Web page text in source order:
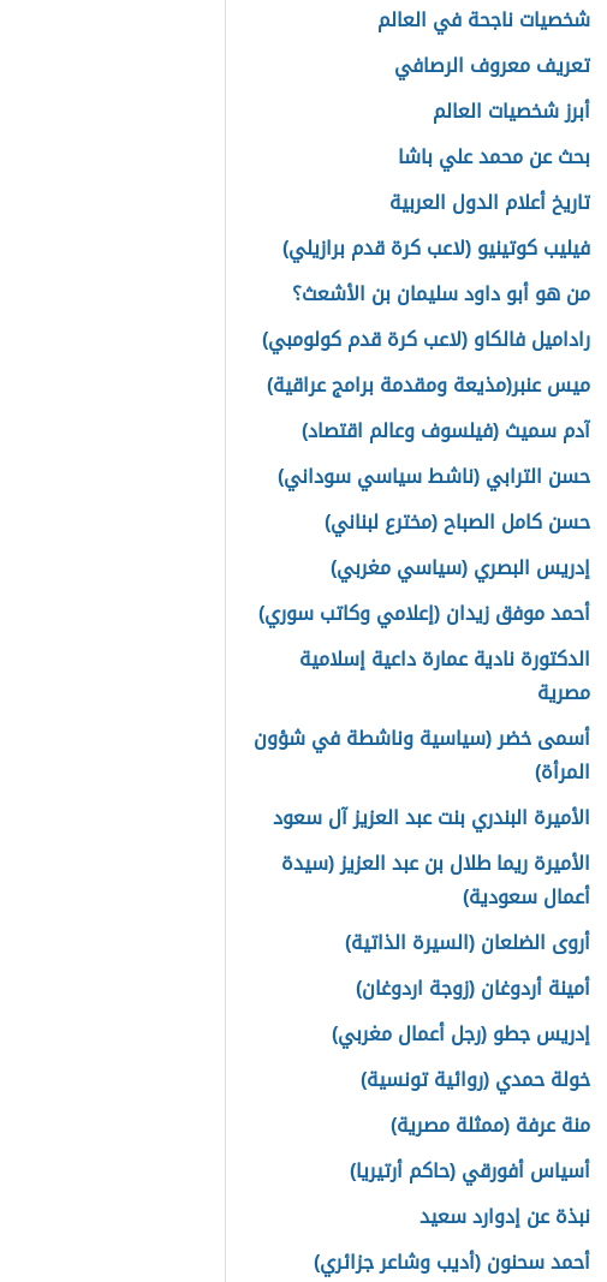
شخصيات ناجحة في العالم
تعريف معروف الرصافي
أبرز شخصيات العالم
بحث عن محمد علي باشا
تاريخ أعلام الدول العربية
فيليب كوتينيو (لاعب كرة قدم برازيلي)
من هو أبو داود سليمان بن الأشعث؟
راداميل فالكاو (لاعب كرة قدم كولومبي)
ميس عنبر(مذيعة ومقدمة برامج عراقية)
آدم سميث (فيلسوف وعالم اقتصاد)
حسن الترابي (ناشط سياسي سوداني)
حسن كامل الصباح (مخترع لبناني)
إدريس البصري (سياسي مغربي)
أحمد موفق زيدان (إعلامي وكاتب سوري)
الدكتورة نادية عمارة داعية إسلامية
مصرية
أسمى خضر (سياسية وناشطة في شؤون
المرأة)
الأميرة البندري بنت عبد العزيز آل سعود
الأميرة ريما طلال بن عبد العزيز (سيدة
أعمال سعودية)
أروى الضلعان (السيرة الذاتية)
أمينة أردوغان (زوجة اردوغان)
إدريس جطو (رجل أعمال مغربي)
خولة حمدي (روائية تونسية)
منة عرفة (ممثلة مصرية)
أسياس أفورقي (حاكم أرتيريا)
نبذة عن إدوارد سعيد
أحمد سحنون (أديب وشاعر جزائري)